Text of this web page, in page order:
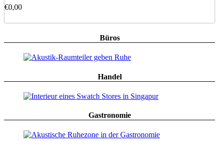
€0,00
Büros
Handel
Gastronomie